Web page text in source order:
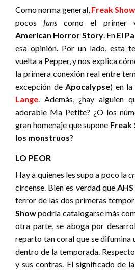
Como norma general, Freak Show
pocosfans como el primer
American Horror Story. En El
esa opinión. Por un lado, esta
vuelta a Pepper, y nos explica
la primera conexión real entre
excepción de Apocalypse) en
Lange . Además, ¿hay alguien
adorable Ma Petite? ¿O los
gran homenaje que supone Freak
los monstruos?
LO PEOR
Hay a quienes les supo a poco la
circense. Bien es verdad que AHS
terror de las dos primeras
Showpodría catalogarse más
otra parte, se aboga por
reparto tan coral que se difumina
dentro de la temporada.
y sus contras. El significado de